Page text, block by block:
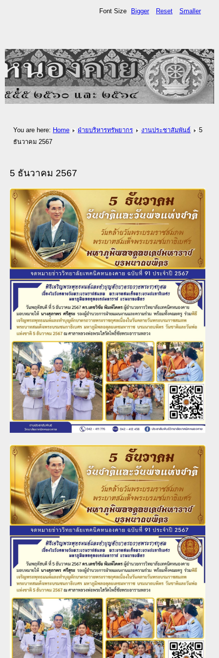
.
Font Size Bigger Reset Smaller
You are here: Home ฝ่ายบริหารทรัพยากร งานประชาสัมพันธ์
5
ธันวาคม 2567
5 ธันวาคม 2567